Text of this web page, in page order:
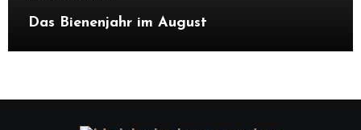
Das Bienenjahr im August